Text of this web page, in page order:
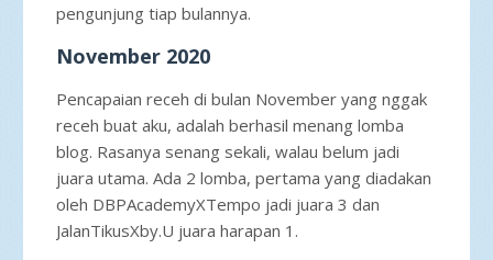
pengunjung tiap bulannya.
November 2020
Pencapaian receh di bulan November yang nggak
receh buat aku, adalah berhasil menang lomba
blog. Rasanya senang sekali, walau belum jadi
juara utama. Ada 2 lomba, pertama yang diadakan
oleh DBPAcademyXTempo jadi juara 3 dan
JalanTikusXby.U juara harapan 1.